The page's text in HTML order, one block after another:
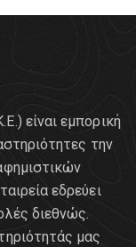
είναι εμπορική
την
εδρεύει
διεθνώς.
μας